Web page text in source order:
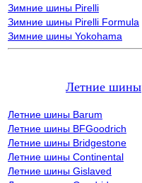
Зимние шины Pirelli
Зимние шины Pirelli Formula
Зимние шины Yokohama
Летние шины
Летние шины Barum
Летние шины BFGoodrich
Летние шины Bridgestone
Летние шины Continental
Летние шины Gislaved